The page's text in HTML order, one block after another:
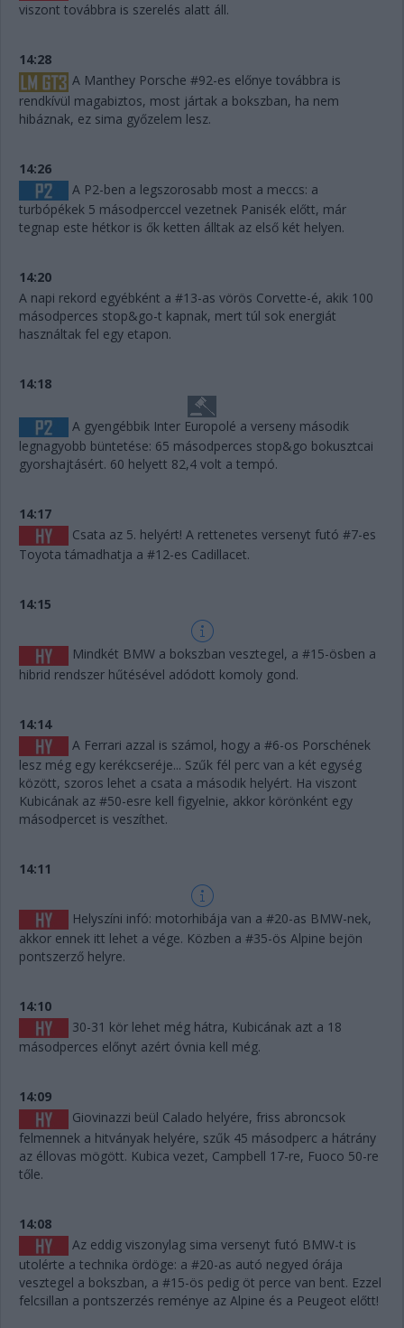
viszont továbbra is szerelés alatt áll.
14:28
A Manthey Porsche #92-es előnye továbbra is
rendkívül magabiztos, most jártak a bokszban, ha nem
hibáznak, ez sima győzelem lesz.
14:26
A P2-ben a legszorosabb most a meccs: a
turbópékek 5 másodperccel vezetnek Panisék előtt, már
tegnap este hétkor is ők ketten álltak az első két helyen.
14:20
A napi rekord egyébként a #13-as vörös Corvette-é, akik 100
másodperces stop&go-t kapnak, mert túl sok energiát
használtak fel egy etapon.
14:18
A gyengébbik Inter Europolé a verseny második
legnagyobb büntetése: 65 másodperces stop&go bokusztcai
gyorshajtásért. 60 helyett 82,4 volt a tempó.
14:17
Csata az 5. helyért! A rettenetes versenyt futó #7-es
Toyota támadhatja a #12-es Cadillacet.
14:15
Mindkét BMW a bokszban vesztegel, a #15-ösben a
hibrid rendszer hűtésével adódott komoly gond.
14:14
A Ferrari azzal is számol, hogy a #6-os Porschének
lesz még egy kerékcseréje... Szűk fél perc van a két egység
között, szoros lehet a csata a második helyért. Ha viszont
Kubicának az #50-esre kell figyelnie, akkor körönként egy
másodpercet is veszíthet.
14:11
Helyszíni infó: motorhibája van a #20-as BMW-nek,
akkor ennek itt lehet a vége. Közben a #35-ös Alpine bejön
pontszerző helyre.
14:10
30-31 kör lehet még hátra, Kubicának azt a 18
másodperces előnyt azért óvnia kell még.
14:09
Giovinazzi beül Calado helyére, friss abroncsok
felmennek a hitványak helyére, szűk 45 másodperc a hátrány
az éllovas mögött. Kubica vezet, Campbell 17-re, Fuoco 50-re
tőle.
14:08
Az eddig viszonylag sima versenyt futó BMW-t is
utolérte a technika ördöge: a #20-as autó negyed órája
vesztegel a bokszban, a #15-ös pedig öt perce van bent. Ezzel
felcsillan a pontszerzés reménye az Alpine és a Peugeot előtt!